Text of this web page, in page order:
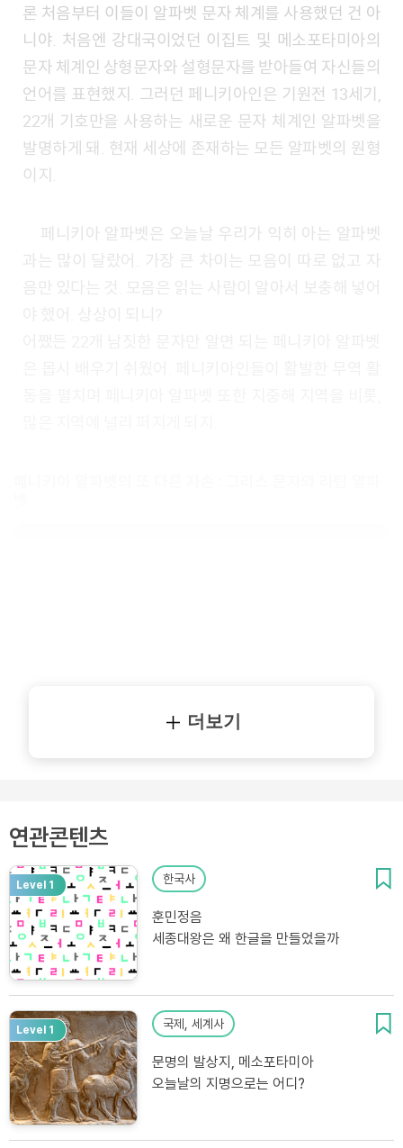
론 처음부터 이들이 알파벳 문자 체계를 사용했던 건 아
니야. 처음엔 강대국이었던 이집트 및 메소포타미아의
문자 체계인 상형문자와 설형문자를 받아들여 자신들의
언어를 표현했지. 그러던 페니키아인은 기원전 13세기,
22개 기호만을 사용하는 새로운 문자 체계인 알파벳을
발명하게 돼. 현재 세상에 존재하는 모든 알파벳의 원형
이지.
페니키아 알파벳은 오늘날 우리가 익히 아는 알파벳
과는 많이 달랐어. 가장 큰 차이는 모음이 따로 없고 자
더보기
연관콘텐츠
Level 1 한국사
훈민정음
세종대왕은 왜 한글을 만들었을까
Level 1 국제, 세계사
문명의 발상지, 메소포타미아
오늘날의 지명으로는 어디?